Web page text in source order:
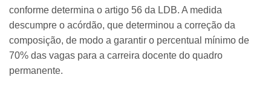
conforme determina o artigo 56 da LDB. A medida
descumpre o acórdão, que determinou a correção da
composição, de modo a garantir o percentual mínimo de
70% das vagas para a carreira docente do quadro
permanente.